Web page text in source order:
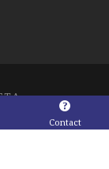
Contact